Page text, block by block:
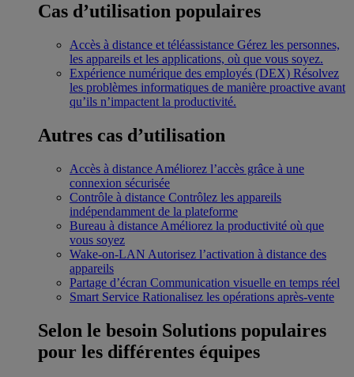
Cas d’utilisation populaires
Accès à distance et téléassistance Gérez les personnes,
les appareils et les applications, où que vous soyez.
Expérience numérique des employés (DEX) Résolvez
les problèmes informatiques de manière proactive avant
qu’ils n’impactent la productivité.
Autres cas d’utilisation
Accès à distance Améliorez l’accès grâce à une
connexion sécurisée
Contrôle à distance Contrôlez les appareils
indépendamment de la plateforme
Bureau à distance Améliorez la productivité où que
vous soyez
Wake-on-LAN Autorisez l’activation à distance des
appareils
Partage d’écran Communication visuelle en temps réel
Smart Service Rationalisez les opérations après-vente
Selon le besoin Solutions populaires
pour les différentes équipes